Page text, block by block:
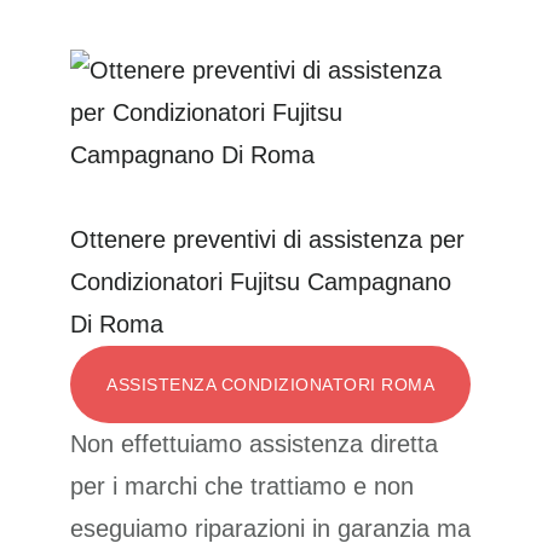
Ottenere preventivi di assistenza per
Condizionatori Fujitsu Campagnano
Di Roma
ASSISTENZA CONDIZIONATORI ROMA
Non effettuiamo assistenza diretta
per i marchi che trattiamo e non
eseguiamo riparazioni in garanzia ma